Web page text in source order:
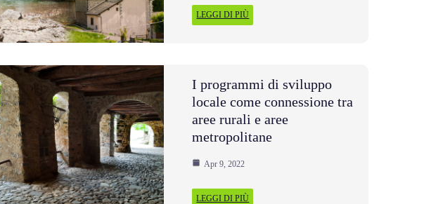
LEGGI DI PIÙ
I programmi di sviluppo
locale come connessione tra
aree rurali e aree
metropolitane
Apr 9, 2022
LEGGI DI PIÙ